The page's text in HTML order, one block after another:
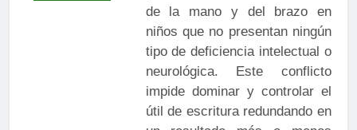
de la mano y del brazo en
niños que no presentan ningún
tipo de deficiencia intelectual o
neurológica. Este conflicto
impide dominar y controlar el
útil de escritura redundando en